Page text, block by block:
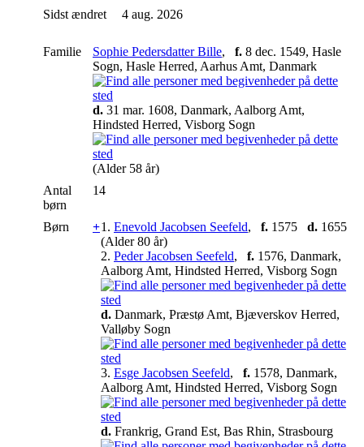
Sidst ændret
4 aug. 2026
Familie Sophie Pedersdatter Bille, f. 8 dec. 1549, Hasle
Sogn, Hasle Herred, Aarhus Amt, Danmark
d. 31 mar. 1608, Danmark, Aalborg Amt,
Hindsted Herred, Visborg Sogn
(Alder 58 år)
Antal
børn
14
Børn +1. Enevold Jacobsen Seefeld, f. 1575 d. 1655
(Alder 80 år)
2. Peder Jacobsen Seefeld, f. 1576, Danmark,
Aalborg Amt, Hindsted Herred, Visborg Sogn
d. Danmark, Præstø Amt, Bjæverskov Herred,
Valløby Sogn
3. Esge Jacobsen Seefeld, f. 1578, Danmark,
Aalborg Amt, Hindsted Herred, Visborg Sogn
d. Frankrig, Grand Est, Bas Rhin, Strasbourg